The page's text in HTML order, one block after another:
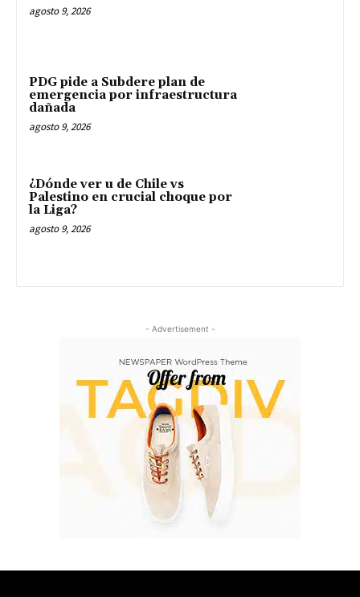
agosto 9, 2026
PDG pide a Subdere plan de
emergencia por infraestructura
dañada
agosto 9, 2026
¿Dónde ver u de Chile vs
Palestino en crucial choque por
la Liga?
agosto 9, 2026
- Advertisement -